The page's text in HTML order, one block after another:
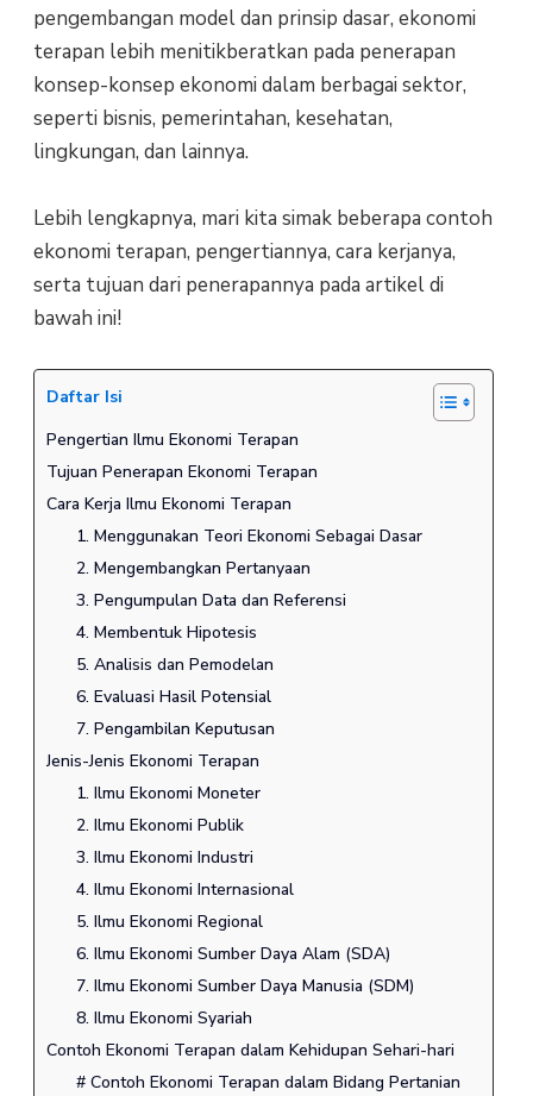
pengembangan model dan prinsip dasar, ekonomi
terapan lebih menitikberatkan pada penerapan
konsep-konsep ekonomi dalam berbagai sektor,
seperti bisnis, pemerintahan, kesehatan,
lingkungan, dan lainnya.
Lebih lengkapnya, mari kita simak beberapa contoh
ekonomi terapan, pengertiannya, cara kerjanya,
serta tujuan dari penerapannya pada artikel di
bawah ini!
Daftar Isi
Pengertian Ilmu Ekonomi Terapan
Tujuan Penerapan Ekonomi Terapan
Cara Kerja Ilmu Ekonomi Terapan
1. Menggunakan Teori Ekonomi Sebagai Dasar
2. Mengembangkan Pertanyaan
3. Pengumpulan Data dan Referensi
4. Membentuk Hipotesis
5. Analisis dan Pemodelan
6. Evaluasi Hasil Potensial
7. Pengambilan Keputusan
Jenis-Jenis Ekonomi Terapan
1. Ilmu Ekonomi Moneter
2. Ilmu Ekonomi Publik
3. Ilmu Ekonomi Industri
4. Ilmu Ekonomi Internasional
5. Ilmu Ekonomi Regional
6. Ilmu Ekonomi Sumber Daya Alam (SDA)
7. Ilmu Ekonomi Sumber Daya Manusia (SDM)
8. Ilmu Ekonomi Syariah
Contoh Ekonomi Terapan dalam Kehidupan Sehari-hari
# Contoh Ekonomi Terapan dalam Bidang Pertanian